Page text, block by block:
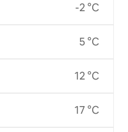
-2 °C
5 °C
12 °C
17 °C